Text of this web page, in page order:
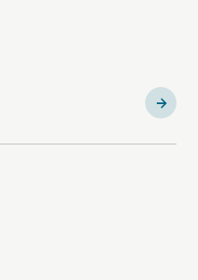
Sousa
(83)